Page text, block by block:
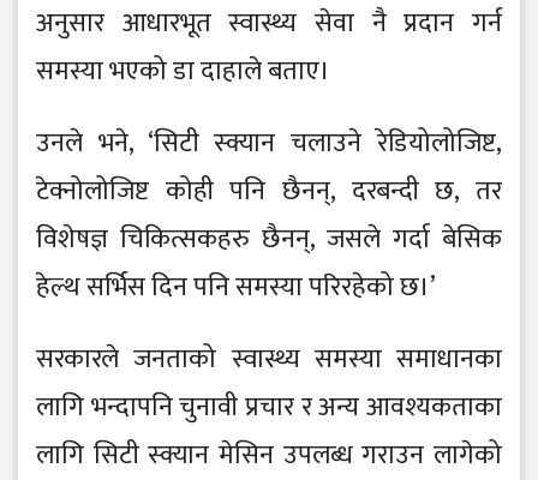
अनुसार आधारभूत स्वास्थ्य सेवा नै प्रदान गर्न
समस्या भएको डा दाहाले बताए।
उनले भने, ‘सिटी स्क्यान चलाउने रेडियोलोजिष्ट,
टेक्नोलोजिष्ट कोही पनि छैनन्, दरबन्दी छ, तर
विशेषज्ञ चिकित्सकहरु छैनन्, जसले गर्दा बेसिक
हेल्थ सर्भिस दिन पनि समस्या परिरहेको छ।’
सरकारले जनताको स्वास्थ्य समस्या समाधानका
लागि भन्दापनि चुनावी प्रचार र अन्य आवश्यकताका
लागि सिटी स्क्यान मेसिन उपलब्ध गराउन लागेको